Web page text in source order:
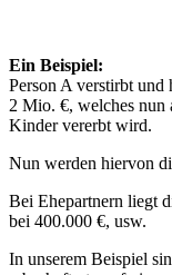
Ein Beispiel:
Person A verstirbt und
2 Mio. €, welches nun
Kinder vererbt wird.
Nun werden hiervon
Bei Ehepartnern liegt
bei 400.000 €, usw.
In unserem Beispiel